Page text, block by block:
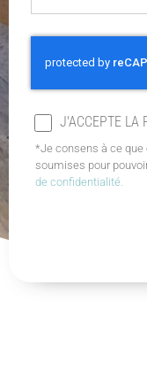
J'ACCEPTE LA
*Je consens à ce
soumises pour
de confidentialité.